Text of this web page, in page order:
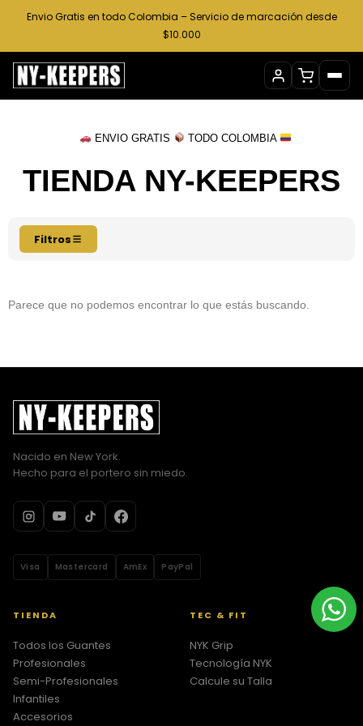
Envio Gratis en todo Colombia – Servicio de marcación desde
$10.000
ENVIO GRATIS TODO COLOMBIA
TIENDA NY-KEEPERS
Filtros
Parece que no podemos encontrar lo que estás buscando.
Nacido en New York.
Hecho para el portero sin miedo.
Visa Mastercard AmEx PayPal
TIENDA
Todos los Guantes
Profesionales
Semi-Profesionales
Infantiles
Accesorios
TEC & FIT
NYK Grip
Tecnología NYK
Calcule su Talla